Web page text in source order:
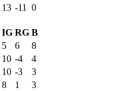
13 -11
0
IG RG B
5 6
8
10 -4
4
10 -3
3
8 1
3